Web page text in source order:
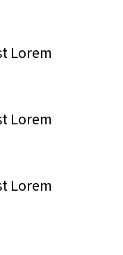
Lorem
Lorem
Lorem